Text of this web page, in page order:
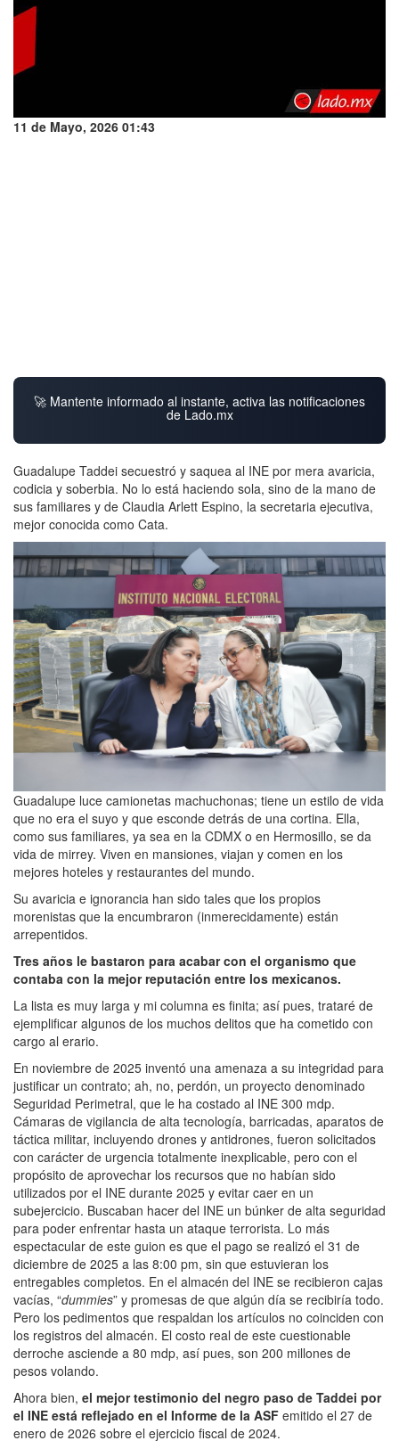
11 de Mayo, 2026 01:43
🚀 Mantente informado al instante, activa las notificaciones
de Lado.mx
Guadalupe Taddei secuestró y saquea al INE por mera avaricia,
codicia y soberbia. No lo está haciendo sola, sino de la mano de
sus familiares y de Claudia Arlett Espino, la secretaria ejecutiva,
mejor conocida como Cata.
Guadalupe luce camionetas machuchonas; tiene un estilo de vida
que no era el suyo y que esconde detrás de una cortina. Ella,
como sus familiares, ya sea en la CDMX o en Hermosillo, se da
vida de mirrey. Viven en mansiones, viajan y comen en los
mejores hoteles y restaurantes del mundo.
Su avaricia e ignorancia han sido tales que los propios
morenistas que la encumbraron (inmerecidamente) están
arrepentidos.
Tres años le bastaron para acabar con el organismo que
contaba con la mejor reputación entre los mexicanos.
La lista es muy larga y mi columna es finita; así pues, trataré de
ejemplificar algunos de los muchos delitos que ha cometido con
cargo al erario.
En noviembre de 2025 inventó una amenaza a su integridad para
justificar un contrato; ah, no, perdón, un proyecto denominado
Seguridad Perimetral, que le ha costado al INE 300 mdp.
Cámaras de vigilancia de alta tecnología, barricadas, aparatos de
táctica militar, incluyendo drones y antidrones, fueron solicitados
con carácter de urgencia totalmente inexplicable, pero con el
propósito de aprovechar los recursos que no habían sido
utilizados por el INE durante 2025 y evitar caer en un
subejercicio. Buscaban hacer del INE un búnker de alta seguridad
para poder enfrentar hasta un ataque terrorista. Lo más
espectacular de este guion es que el pago se realizó el 31 de
diciembre de 2025 a las 8:00 pm, sin que estuvieran los
entregables completos. En el almacén del INE se recibieron cajas
vacías, “dummies” y promesas de que algún día se recibiría todo.
Pero los pedimentos que respaldan los artículos no coinciden con
los registros del almacén. El costo real de este cuestionable
derroche asciende a 80 mdp, así pues, son 200 millones de
pesos volando.
Ahora bien, el mejor testimonio del negro paso de Taddei por
el INE está reflejado en el Informe de la ASF emitido el 27 de
enero de 2026 sobre el ejercicio fiscal de 2024.